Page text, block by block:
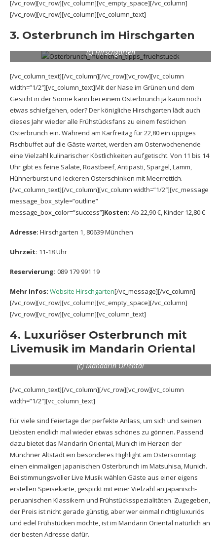
[/vc_row][vc_row][vc_column][vc_empty_space][/vc_column]
[/vc_row][vc_row][vc_column][vc_column_text]
3. Osterbrunch im Hirschgarten
(c) Hirschgarten
[/vc_column_text][/vc_column][/vc_row][vc_row][vc_column
width=”1/2″][vc_column_text]Mit der Nase im Grünen und dem
Gesicht in der Sonne kann bei einem Osterbrunch ja kaum noch
etwas schiefgehen, oder? Der königliche Hirschgarten lädt auch
dieses Jahr wieder alle Frühstücksfans zu einem festlichen
Osterbrunch ein. Während am Karfreitag für 22,80 ein üppiges
Fischbuffet auf die Gäste wartet, werden am Osterwochenende
eine Vielzahl kulinarischer Köstlichkeiten aufgetischt. Von 11 bis 14
Uhr gibt es feine Salate, Roastbeef, Antipasti, Spargel, Lamm,
Hühnerburst und leckeren Osterschinken mit Meerrettich.
[/vc_column_text][/vc_column][vc_column width=”1/2″][vc_message
message_box_style=”outline”
message_box_color=”success”]Kosten: Ab 22,90 €, Kinder 12,80 €
Adresse: Hirschgarten 1, 80639 München
Uhrzeit: 11-18 Uhr
Reservierung: 089 179 991 19
Mehr Infos: Website Hirschgarten[/vc_message][/vc_column]
[/vc_row][vc_row][vc_column][vc_empty_space][/vc_column]
[/vc_row][vc_row][vc_column][vc_column_text]
4. Luxuriöser Osterbrunch mit
Livemusik im Mandarin Oriental
(c) Mandarin Oriental
[/vc_column_text][/vc_column][/vc_row][vc_row][vc_column
width=”1/2″][vc_column_text]
Für viele sind Feiertage der perfekte Anlass, um sich und seinen
Liebsten endlich mal wieder etwas schönes zu gönnen. Passend
dazu bietet das Mandarin Oriental, Munich im Herzen der
Münchner Altstadt ein besonderes Highlight am Ostersonntag:
einen einmaligen japanischen Osterbrunch im Matsuhisa, Munich.
Bei stimmungsvoller Live Musik wählen Gäste aus einer eigens
erstellen Speisekarte, gespickt mit einer Vielzahl an japanisch-
peruanischen Klassikern und Frühstücksspezialitäten. Zugegeben,
der Preis ist nicht gerade günstig, aber wer einmal richtig luxuriös
und edel Frühstücken möchte, ist im Mandarin Oriental natürlich an
der besten Adresse dafür.